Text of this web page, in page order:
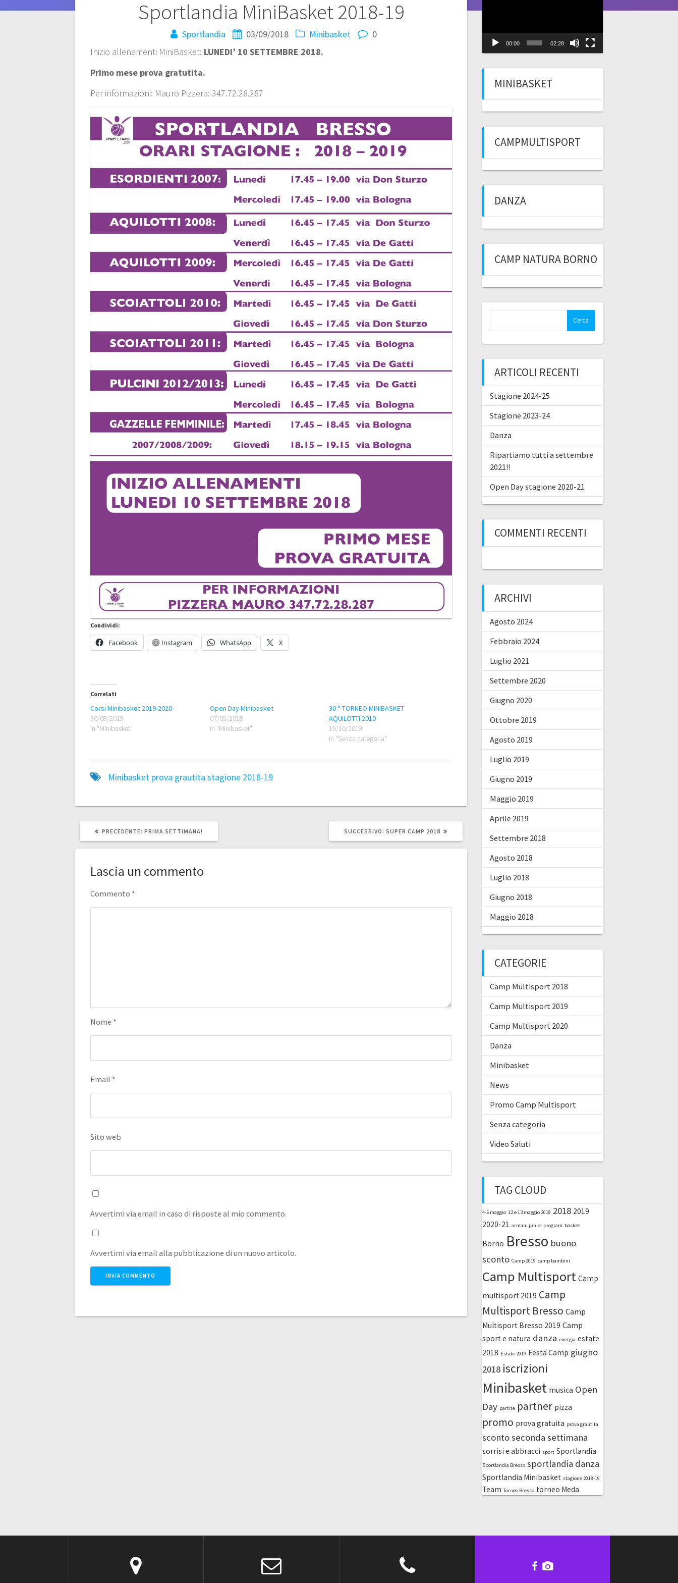
Sportlandia MiniBasket 2018-19
Sportlandia 03/09/2018 Minibasket
0
Inizio allenamenti MiniBasket: LUNEDI’ 10 SETTEMBRE 2018.
Primo mese prova gratutita.
Per informazioni: Mauro Pizzera: 347.72.28.287
Condividi:
Facebook Instagram WhatsApp X
Correlati
Corsi Minibasket 2019-2020
30/08/2019
In "Minibasket"
Open Day Minibasket
07/05/2018
In "Minibasket"
30 ° TORNEO MINIBASKET
AQUILOTTI 2010
19/10/2019
In "Senza categoria"
Minibasket prova grautita stagione 2018-19
Navigazione
PRECEDENTE: ARTICOLO
PRIMA SETTIMANA! SUCCESSIVO: ARTICOLO
SUPER CAMP 2018
Lascia un commento
Commento *
Nome *
Email *
Sito web
Avvertimi via email in caso di risposte al mio commento.
Avvertimi via email alla pubblicazione di un nuovo articolo.
00:00 02:28
MINIBASKET
CAMPMULTISPORT
DANZA
CAMP NATURA BORNO
ARTICOLI RECENTI
Stagione 2024-25
Stagione 2023-24
Danza
Ripartiamo tutti a settembre
2021!!
Open Day stagione 2020-21
COMMENTI RECENTI
ARCHIVI
Agosto 2024
Febbraio 2024
Luglio 2021
Settembre 2020
Giugno 2020
Ottobre 2019
Agosto 2019
Luglio 2019
Giugno 2019
Maggio 2019
Aprile 2019
Settembre 2018
Agosto 2018
Luglio 2018
Giugno 2018
Maggio 2018
CATEGORIE
Camp Multisport 2018
Camp Multisport 2019
Camp Multisport 2020
Danza
Minibasket
News
Promo Camp Multisport
Senza categoria
Video Saluti
TAG CLOUD
4-5 maggio 12 e 13 maggio 2018 2018 2019
2020-21 armani junior program basket
Borno Bresso buono
sconto Camp 2019 camp bambini
Camp Multisport Camp
multisport 2019 Camp
Multisport Bresso Camp
Multisport Bresso 2019 Camp
sport e natura danza energia estate
2018 Estate 2019 Festa Camp giugno
2018 iscrizioni
Minibasket musica Open
Day partite partner pizza
promo prova gratuita prova grautita
scontoseconda settimana
sorrisi e abbracci sport Sportlandia
Sportlandia Bresso sportlandia danza
Sportlandia Minibasket stagione 2018-19
Team Torneo Bresso torneo Meda